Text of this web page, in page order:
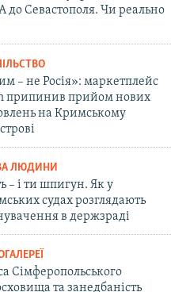
до Севастополя. Чи реально
– не Росія»: маркетплейс
припинив прийом нових
на Кримському
ЛЮДИНИ
– і ти шпигун. Як у
судах розглядають
в держзраді
Сімферопольського
та занедбаність